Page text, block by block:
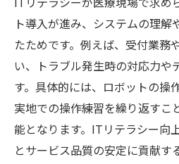
ト導入が進み、システムの理解
たためです。例えば、受付業務
い、トラブル発生時の対応力や
す。具体的には、ロボットの操
実地での操作練習を繰り返すこ
能となります。ITリテラシー向
とサービス品質の安定に貢献す